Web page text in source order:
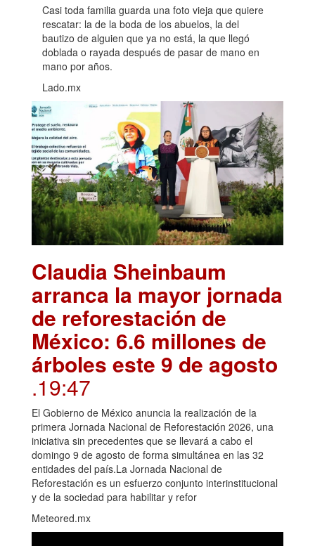
Casi toda familia guarda una foto vieja que quiere
rescatar: la de la boda de los abuelos, la del
bautizo de alguien que ya no está, la que llegó
doblada o rayada después de pasar de mano en
mano por años.
Lado.mx
Claudia Sheinbaum
arranca la mayor jornada
de reforestación de
México: 6.6 millones de
árboles este 9 de agosto
.19:47
El Gobierno de México anuncia la realización de la
primera Jornada Nacional de Reforestación 2026, una
iniciativa sin precedentes que se llevará a cabo el
domingo 9 de agosto de forma simultánea en las 32
entidades del país.La Jornada Nacional de
Reforestación es un esfuerzo conjunto interinstitucional
y de la sociedad para habilitar y refor
Meteored.mx